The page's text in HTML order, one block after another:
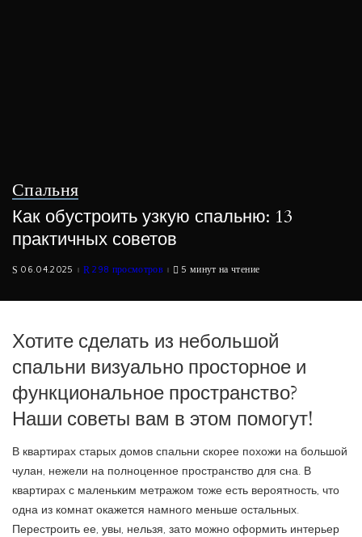
Спальня
Как обустроить узкую спальню: 13
практичных советов
06.04.2025 298 просмотров 5 минут на чтение
Хотите сделать из небольшой
спальни визуально просторное и
функциональное пространство?
Наши советы вам в этом помогут!
В квартирах старых домов спальни скорее похожи на большой
чулан, нежели на полноценное пространство для сна. В
квартирах с маленьким метражом тоже есть вероятность, что
одна из комнат окажется намного меньше остальных.
Перестроить ее, увы, нельзя, зато можно оформить интерьер